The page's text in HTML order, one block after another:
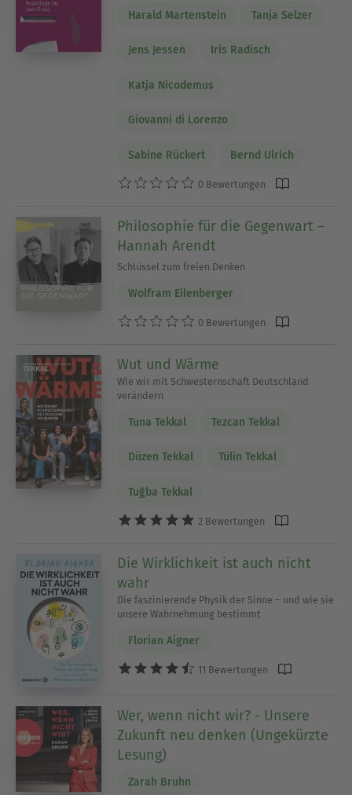
Harald Martenstein Tanja Selzer
Jens Jessen Iris Radisch
Katja Nicodemus
Giovanni di Lorenzo
Sabine Rückert Bernd Ulrich
0 Bewertungen
Philosophie für die Gegenwart –
Hannah Arendt
Schlüssel zum freien Denken
Wolfram Eilenberger
0 Bewertungen
Wut und Wärme
Wie wir mit Schwesternschaft Deutschland
verändern
Tuna Tekkal Tezcan Tekkal
Düzen Tekkal Tülin Tekkal
Tuğba Tekkal
2 Bewertungen
Die Wirklichkeit ist auch nicht
wahr
Die faszinierende Physik der Sinne – und wie sie
unsere Wahrnehmung bestimmt
Florian Aigner
11 Bewertungen
Wer, wenn nicht wir? - Unsere
Zukunft neu denken (Ungekürzte
Lesung)
Zarah Bruhn